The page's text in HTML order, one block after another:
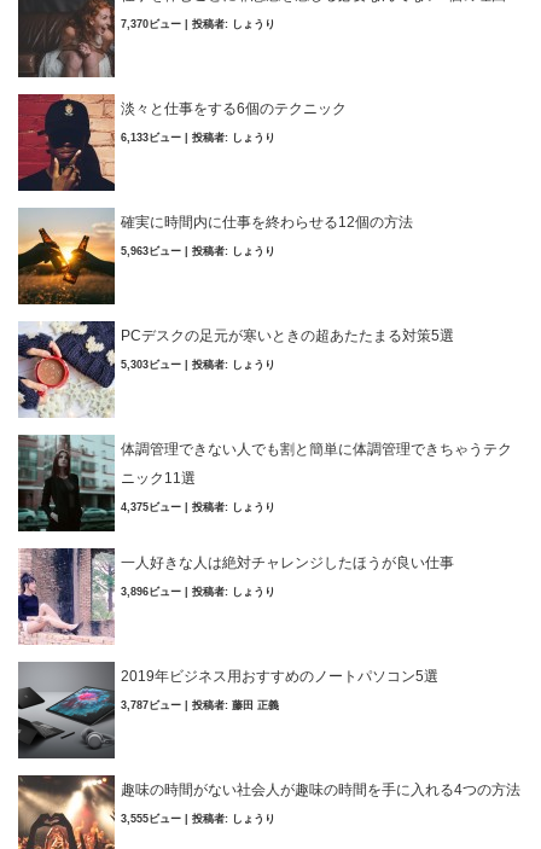
7,370ビュー 投稿者: しょうり
淡々と仕事をする6個のテクニック
6,133ビュー 投稿者: しょうり
確実に時間内に仕事を終わらせる12個の方法
5,963ビュー 投稿者: しょうり
PCデスクの足元が寒いときの超あたたまる対策5選
5,303ビュー 投稿者: しょうり
体調管理できない人でも割と簡単に体調管理できちゃうテク
ニック11選
4,375ビュー 投稿者: しょうり
一人好きな人は絶対チャレンジしたほうが良い仕事
3,896ビュー 投稿者: しょうり
2019年ビジネス用おすすめのノートパソコン5選
3,787ビュー 投稿者: 藤田 正義
趣味の時間がない社会人が趣味の時間を手に入れる4つの方法
3,555ビュー 投稿者: しょうり